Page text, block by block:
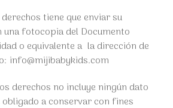
tiene que enviar su
fotocopia del Documento
o equivalente a la dirección de
info@mijibabykids.com
derechos no incluye ningún dato
a conservar con fines